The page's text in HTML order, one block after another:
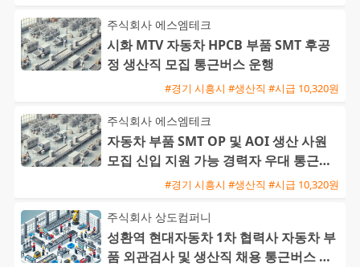
주식회사 에스엠테크
시화 MTV 자동차 HPCB 부품 SMT 후공
정 생산직 모집 통근버스 운행
#경기 시흥시 #생산직 #시급 10,320원
주식회사 에스엠테크
자동차 부품 SMT OP 및 AOI 생산 사원
모집 신입 지원 가능 경력자 우대 통근버
#경기 시흥시 #생산직 #시급 10,320원
주식회사 상도컴퍼니
성환역 현대자동차 1차 협력사 자동차 부
품 외관검사 및 생산직 채용 통근버스 운